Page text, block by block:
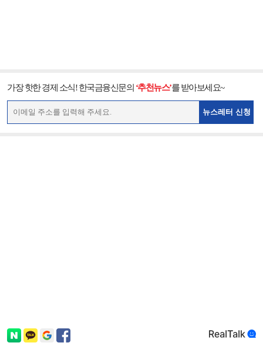
가장 핫한 경제 소식! 한국금융신문의 ‘추천뉴스’를 받아보세요~
뉴스레터 신청